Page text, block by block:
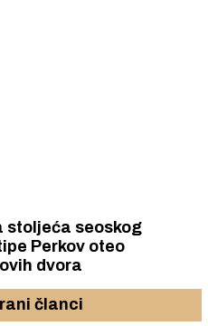
stoljeća seoskog
dvora
članci